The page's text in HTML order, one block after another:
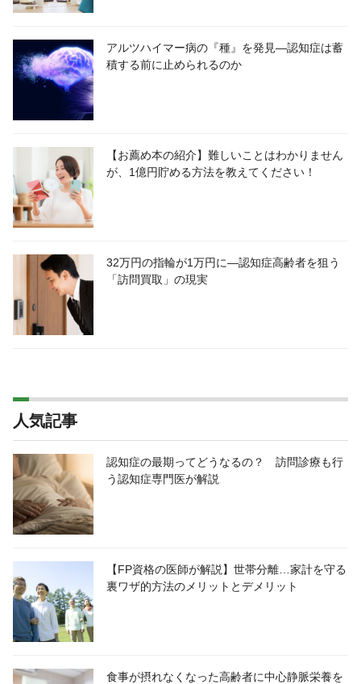
アルツハイマー病の『種』を発見―認知症は蓄
積する前に止められるのか
【お薦め本の紹介】難しいことはわかりません
が、1億円貯める方法を教えてください！
32万円の指輪が1万円に―認知症高齢者を狙う
「訪問買取」の現実
人気記事
認知症の最期ってどうなるの？ 訪問診療も行
う認知症専門医が解説
【FP資格の医師が解説】世帯分離…家計を守る
裏ワザ的方法のメリットとデメリット
食事が摂れなくなった高齢者に中心静脈栄養を